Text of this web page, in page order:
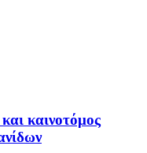
καινοτόμος